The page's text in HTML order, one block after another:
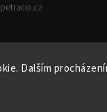
Dalším